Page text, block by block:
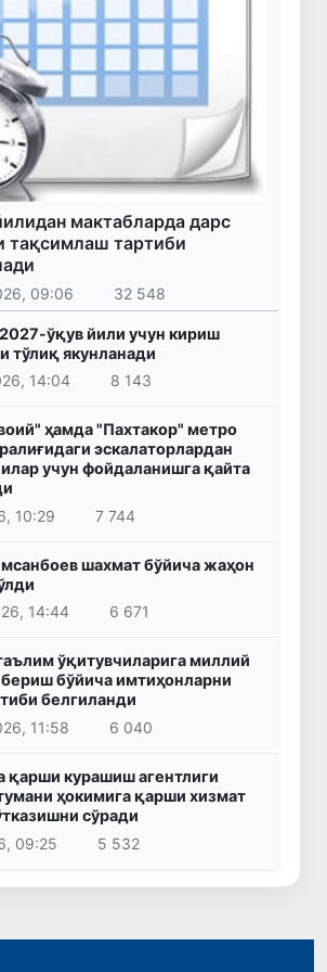
мактабларда дарс
тақсимлаш тартиби
09:06 32 548
ўқув йили учун кириш
тўлиқ якунланади
14:04
8 143
ҳамда "Пахтакор" метро
эскалаторлардан
учун фойдаланишга қайта
10:29
7 744
шахмат бўйича жаҳон
14:44
6 671
ўқитувчиларига миллий
бўйича имтиҳонларни
белгиланди
11:58
6 040
қарши курашиш агентлиги
ҳокимига қарши хизмат
сўради
09:25
5 532